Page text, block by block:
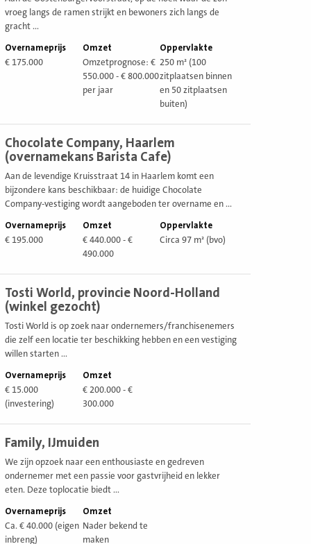
vroeg langs de ramen strijkt en bewoners zich langs de
gracht ...
Overnameprijs
€ 175.000
Omzet
Omzetprognose: €
550.000 - € 800.000
per jaar
Oppervlakte
250 m² (100
zitplaatsen binnen
en 50 zitplaatsen
buiten)
Chocolate Company, Haarlem
(overnamekans Barista Cafe)
Aan de levendige Kruisstraat 14 in Haarlem komt een
bijzondere kans beschikbaar: de huidige Chocolate
Company-vestiging wordt aangeboden ter overname en ...
Overnameprijs
€ 195.000
Omzet
€ 440.000 - €
490.000
Oppervlakte
Circa 97 m² (bvo)
vestiging
Tosti World, provincie Noord-Holland
(winkel gezocht)
Tosti World is op zoek naar ondernemers/franchisenemers
die zelf een locatie ter beschikking hebben en een vestiging
willen starten ...
Overnameprijs
€ 15.000
(investering)
Omzet
€ 200.000 - €
300.000
vestiging
Family, IJmuiden
We zijn opzoek naar een enthousiaste en gedreven
ondernemer met een passie voor gastvrijheid en lekker
eten. Deze toplocatie biedt ...
Overnameprijs
Ca. € 40.000 (eigen
inbreng)
Omzet
Nader bekend te
maken
vestiging